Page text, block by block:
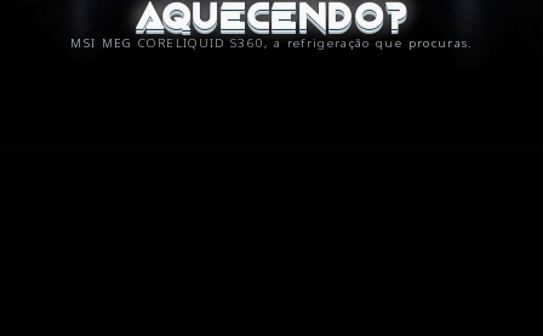
aquecendo?
MSI MEG CORELIQUID S360, a refrigeração que procuras.